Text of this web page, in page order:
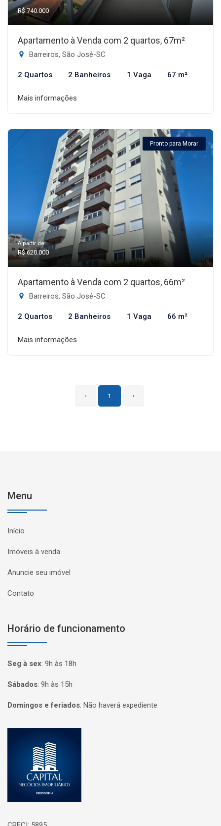
R$ 740.000
Apartamento à Venda com 2 quartos, 67m²
Barreiros, São José-SC
2 Quartos 2 Banheiros 1 Vaga 67 m²
Mais informações
Pronto para Morar
A partir de:
R$ 620.000
Apartamento à Venda com 2 quartos, 66m²
Barreiros, São José-SC
2 Quartos 2 Banheiros 1 Vaga 66 m²
Mais informações
‹ 1 ›
Menu
Início
Imóveis à venda
Anuncie seu imóvel
Contato
Horário de funcionamento
Seg à sex: 9h às 18h
Sábados: 9h às 15h
Domingos e feriados: Não haverá expediente